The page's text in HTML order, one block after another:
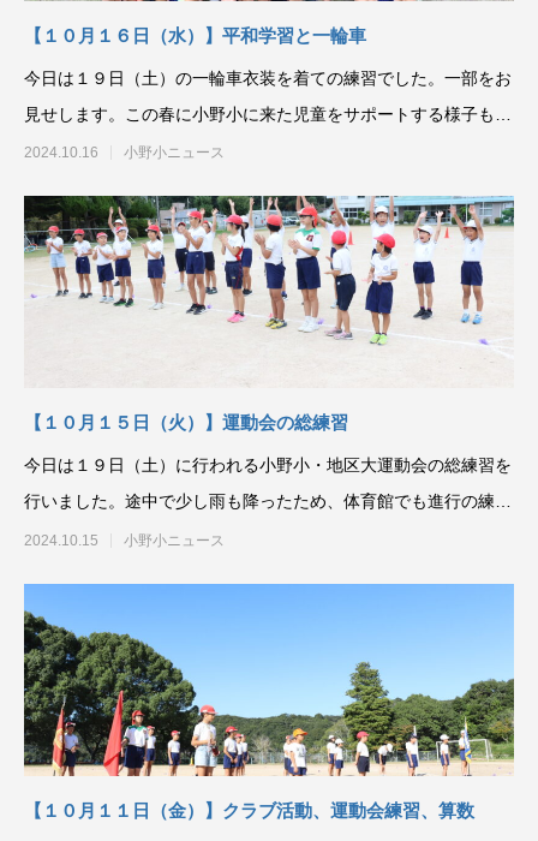
【１０月１６日（水）】平和学習と一輪車
今日は１９日（土）の一輪車衣装を着ての練習でした。一部をお
見せします。この春に小野小に来た児童をサポートする様子も含
めて練習の一部をどうぞ。
2024.10.16 小野小ニュース
【１０月１５日（火）】運動会の総練習
今日は１９日（土）に行われる小野小・地区大運動会の総練習を
行いました。途中で少し雨も降ったため、体育館でも進行の練習
をしました。
2024.10.15 小野小ニュース
【１０月１１日（金）】クラブ活動、運動会練習、算数